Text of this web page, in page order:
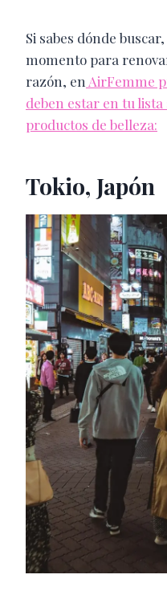
Si sabes dónde
momento para
razón, en AirFemme
deben estar en tu
productos de belleza:
Tokio, Japón